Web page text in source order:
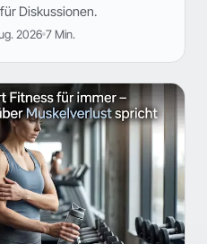
Diskussionen.
2026 7 Min.